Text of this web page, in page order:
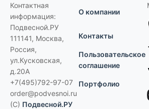
Контактная
информация:
Подвесной.РУ
111141, Москва,
Россия,
ул.Кусковская,
д.20А
+7(495)792-97-07
order@podvesnoi.ru
(C) Подвесной.РУ
О компании
Контакты
Пользовательское
соглашение
Портфолио